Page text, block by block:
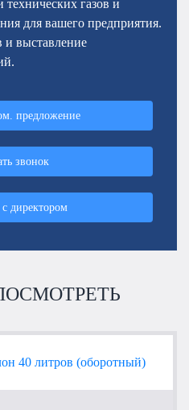
технических газов и
для вашего предприятия.
и выставление
предложение
звонок
с директором